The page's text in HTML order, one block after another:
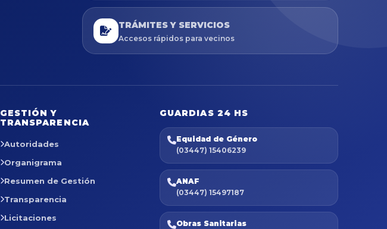
TRÁMITES Y SERVICIOS
Accesos rápidos para vecinos
GESTIÓN Y
TRANSPARENCIA
Autoridades
Organigrama
Resumen de Gestión
Transparencia
Licitaciones
GUARDIAS 24 HS
Equidad de Género
(03447) 15406239
ANAF
(03447) 15497187
Obras Sanitarias